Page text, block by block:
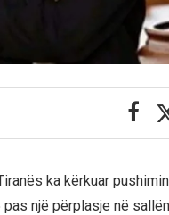
ka kërkuar
një përplasje në